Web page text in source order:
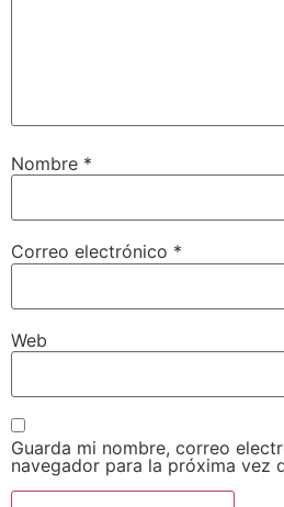
Nombre *
Correo electrónico *
Web
Guarda mi nombre, correo
navegador para la próxima vez